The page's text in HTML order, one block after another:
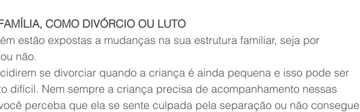
COMO DIVÓRCIO OU LUTO
estão expostas a mudanças na sua estrutura familiar, seja por
não.
se divorciar quando a criança é ainda pequena e isso pode ser
difícil. Nem sempre a criança precisa de acompanhamento nessas
perceba que ela se sente culpada pela separação ou não consegue